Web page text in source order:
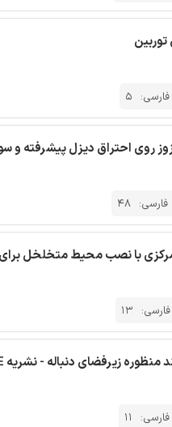
5
روی احتراق دیزل پیشرفته و
48
با نصب محیط متخلخل
13
11